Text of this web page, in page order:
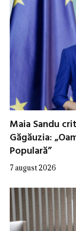
Maia Sandu
Găgăuzia:
Populară”
7 august 2026